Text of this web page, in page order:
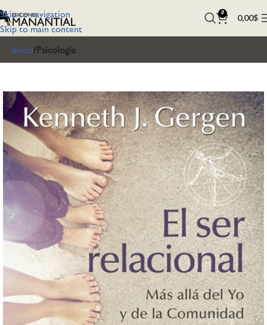
Skip to navigation
Skip to main content
0 0,00$
Inicio Psicología